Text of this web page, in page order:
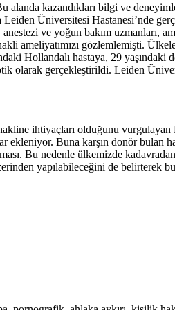
kazandıkları bilgi ve
Üniversitesi Hastanesi’nde
ve yoğun bakım uzmanları,
ameliyatımızı gözlemlemişti.
Hollandalı hastaya, 29
olarak gerçekleştirildi. Leiden
ihtiyaçları olduğunu vurgulayan
ekleniyor. Buna karşın donör bulan
Bu nedenle ülkemizde
yapılabileceğini de belirterek